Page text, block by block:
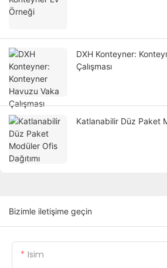
DXH Konteyner:
Çalışması
Katlanabilir Düz Paket
Bizimle iletişime geçin
Isim